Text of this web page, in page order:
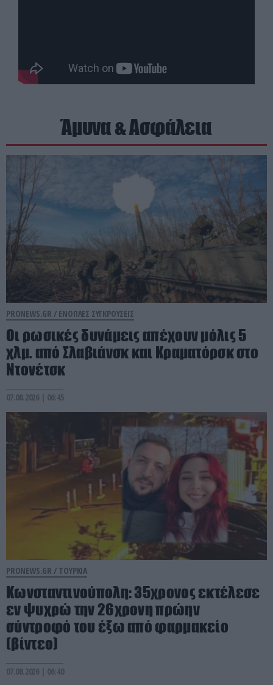
Άμυνα & Ασφάλεια
PRONEWS.GR / ΕΝΟΠΛΕΣ ΣΥΓΚΡΟΥΣΕΙΣ
Οι ρωσικές δυνάμεις απέχουν μόλις 5
χλμ. από Σλαβιάνσκ και Κραματόρσκ στο
Ντονέτσκ
07.08.2026 | 06:45
PRONEWS.GR / ΤΟΥΡΚΙΑ
Κωνσταντινούπολη: 35χρονος εκτέλεσε
εν ψυχρώ την 26χρονη πρώην
σύντροφό του έξω από φαρμακείο
(βίντεο)
07.08.2026 | 06:40